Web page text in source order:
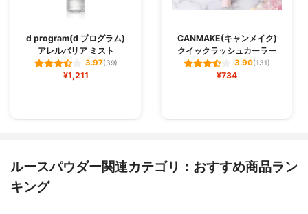
d program(d プログラム)
アレルバリア ミスト
3.97(39)
¥1,211
CANMAKE(キャンメイク)
クイックラッシュカーラー
3.90(131)
¥734
ルースパウダー関連カテゴリ：おすすめ商品ラン
キング